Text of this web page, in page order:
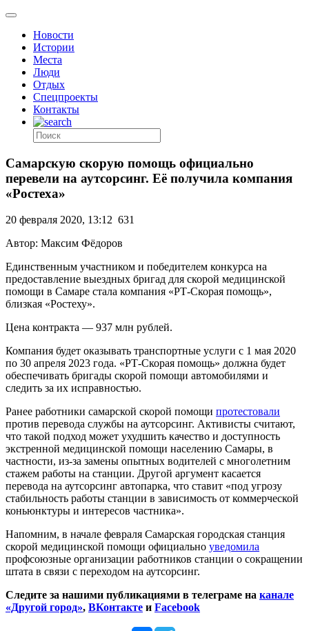
Новости
Истории
Места
Люди
Отдых
Спецпроекты
Контакты
Самарскую скорую помощь официально
перевели на аутсорсинг. Её получила компания
«Ростеха»
20 февраля 2020, 13:12 631
Автор: Максим Фёдоров
Единственным участником и победителем конкурса на
предоставление выездных бригад для скорой медицинской
помощи в Самаре стала компания «РТ-Скорая помощь»,
близкая «Ростеху».
Цена контракта — 937 млн рублей.
Компания будет оказывать транспортные услуги с 1 мая 2020
по 30 апреля 2023 года. «РТ-Скорая помощь» должна будет
обеспечивать бригады скорой помощи автомобилями и
следить за их исправностью.
Ранее работники самарской скорой помощи протестовали
против перевода службы на аутсорсинг. Активисты считают,
что такой подход может ухудшить качество и доступность
экстренной медицинской помощи населению Самары, в
частности, из-за замены опытных водителей с многолетним
стажем работы на станции. Другой аргумент касается
перевода на аутсорсинг автопарка, что ставит «под угрозу
стабильность работы станции в зависимость от коммерческой
коньюнктуры и интересов частника».
Напомним, в начале февраля Самарская городская станция
скорой медицинской помощи официально уведомила
профсоюзные организации работников станции о сокращении
штата в связи с переходом на аутсорсинг.
Следите за нашими публикациями в телеграме на канале
«Другой город», ВКонтакте и Facebook